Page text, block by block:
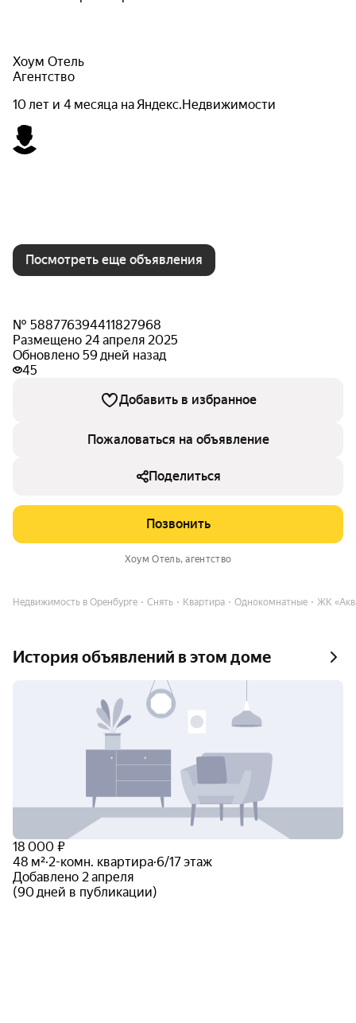
Хоум Отель
Агентство
10 лет и 4 месяца на Яндекс.Недвижимости
Посмотреть еще объявления
№ 588776394411827968
Размещено 24 апреля 2025
Обновлено 59 дней назад
45
Добавить в избранное
Пожаловаться на объявление
Поделиться
Позвонить
Хоум Отель, агентство
Недвижимость в Оренбурге Снять Квартира Однокомнатные ЖК
История объявлений в этом доме
18 000 ₽
48 м²·2-комн. квартира·6/17 этаж
Добавлено 2 апреля
(90 дней в публикации)